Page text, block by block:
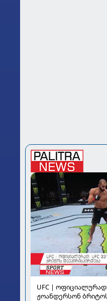
UFC | ოფიციალურად:
ჟოანდერსონ